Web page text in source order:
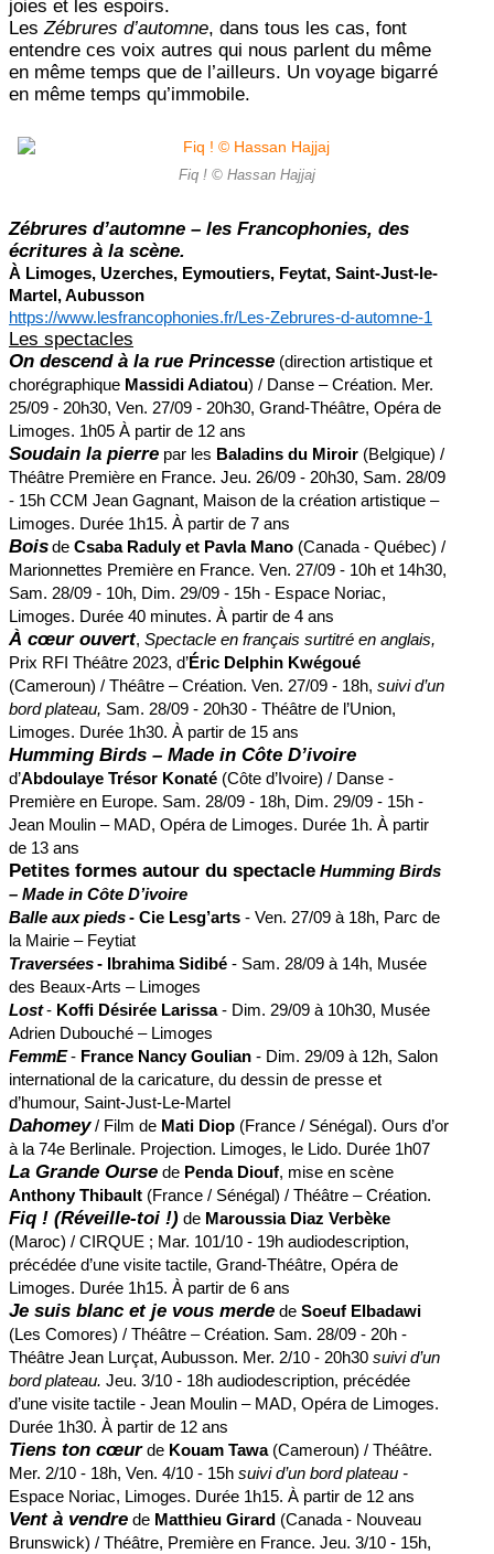
joies et les espoirs.
LesZébrures d’automne, dans tous les cas, font
entendre ces voix autres qui nous parlent du même
en même temps que de l’ailleurs. Un voyage bigarré
en même temps qu’immobile.
Fiq ! © Hassan Hajjaj
Zébrures d’automne – les Francophonies, des
écritures à la scène.
À Limoges, Uzerches, Eymoutiers, Feytat, Saint-Just-le-
Martel, Aubusson
https://www.lesfrancophonies.fr/Les-Zebrures-d-automne-1
Les spectacles
On descend à la rue Princesse (direction artistique et
chorégraphique Massidi Adiatou) / Danse – Création. Mer.
25/09 - 20h30, Ven. 27/09 - 20h30, Grand-Théâtre, Opéra de
Limoges. 1h05 À partir de 12 ans
Soudain la pierre par les Baladins du Miroir (Belgique) /
Théâtre Première en France. Jeu. 26/09 - 20h30, Sam. 28/09
- 15h CCM Jean Gagnant, Maison de la création artistique –
Limoges. Durée 1h15. À partir de 7 ans
Boisde Csaba Raduly et Pavla Mano (Canada - Québec) /
Marionnettes Première en France. Ven. 27/09 - 10h et 14h30,
Sam. 28/09 - 10h, Dim. 29/09 - 15h - Espace Noriac,
Limoges. Durée 40 minutes. À partir de 4 ans
À cœur ouvert, Spectacle en français surtitré en anglais,
Prix RFI Théâtre 2023, d’Éric Delphin Kwégoué
(Cameroun) / Théâtre – Création. Ven. 27/09 - 18h, suivi d’un
bord plateau, Sam. 28/09 - 20h30 - Théâtre de l’Union,
Limoges. Durée 1h30. À partir de 15 ans
Humming Birds – Made in Côte D’ivoire
d’Abdoulaye Trésor Konaté (Côte d’Ivoire) / Danse -
Première en Europe. Sam. 28/09 - 18h, Dim. 29/09 - 15h -
Jean Moulin – MAD, Opéra de Limoges. Durée 1h. À partir
de 13 ans
Petites formes autour du spectacle Humming Birds
– Made in Côte D’ivoire
Balle aux pieds- Cie Lesg’arts - Ven. 27/09 à 18h, Parc de
la Mairie – Feytiat
Traversées- Ibrahima Sidibé - Sam. 28/09 à 14h, Musée
des Beaux-Arts – Limoges
Lost- Koffi Désirée Larissa- Dim. 29/09 à 10h30, Musée
Adrien Dubouché – Limoges
FemmE- France Nancy Goulian - Dim. 29/09 à 12h, Salon
international de la caricature, du dessin de presse et
d’humour, Saint-Just-Le-Martel
Dahomey/ Film de Mati Diop (France / Sénégal). Ours d’or
à la 74e Berlinale. Projection. Limoges, le Lido. Durée 1h07
La Grande Ourse de Penda Diouf, mise en scène
Anthony Thibault (France / Sénégal) / Théâtre – Création.
Fiq ! (Réveille-toi !) de Maroussia Diaz Verbèke
(Maroc) / CIRQUE ; Mar. 101/10 - 19h audiodescription,
précédée d’une visite tactile, Grand-Théâtre, Opéra de
Limoges. Durée 1h15. À partir de 6 ans
Je suis blanc et je vous merde de Soeuf Elbadawi
(Les Comores) / Théâtre – Création. Sam. 28/09 - 20h -
Théâtre Jean Lurçat, Aubusson. Mer. 2/10 - 20h30 suivi d’un
bord plateau. Jeu. 3/10 - 18h audiodescription, précédée
d’une visite tactile - Jean Moulin – MAD, Opéra de Limoges.
Durée 1h30. À partir de 12 ans
Tiens ton cœurde Kouam Tawa(Cameroun) / Théâtre.
Mer. 2/10 - 18h, Ven. 4/10 - 15h suivi d’un bord plateau -
Espace Noriac, Limoges. Durée 1h15. À partir de 12 ans
Vent à vendre de Matthieu Girard (Canada - Nouveau
Brunswick) / Théâtre, Première en France. Jeu. 3/10 - 15h,